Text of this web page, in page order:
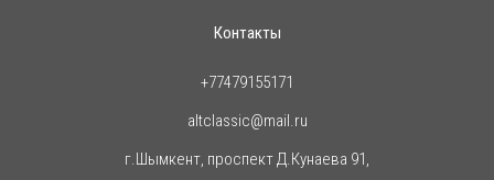
Контакты
+77479155171
altclassic@mail.ru
г.Шымкент, проспект Д.Кунаева 91,